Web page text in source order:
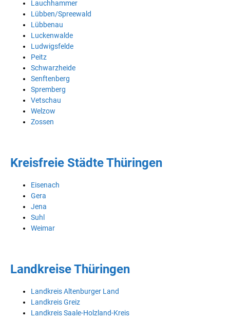
Lauchhammer
Lübben/Spreewald
Lübbenau
Luckenwalde
Ludwigsfelde
Peitz
Schwarzheide
Senftenberg
Spremberg
Vetschau
Welzow
Zossen
Kreisfreie Städte Thüringen
Eisenach
Gera
Jena
Suhl
Weimar
Landkreise Thüringen
Landkreis Altenburger Land
Landkreis Greiz
Landkreis Saale-Holzland-Kreis